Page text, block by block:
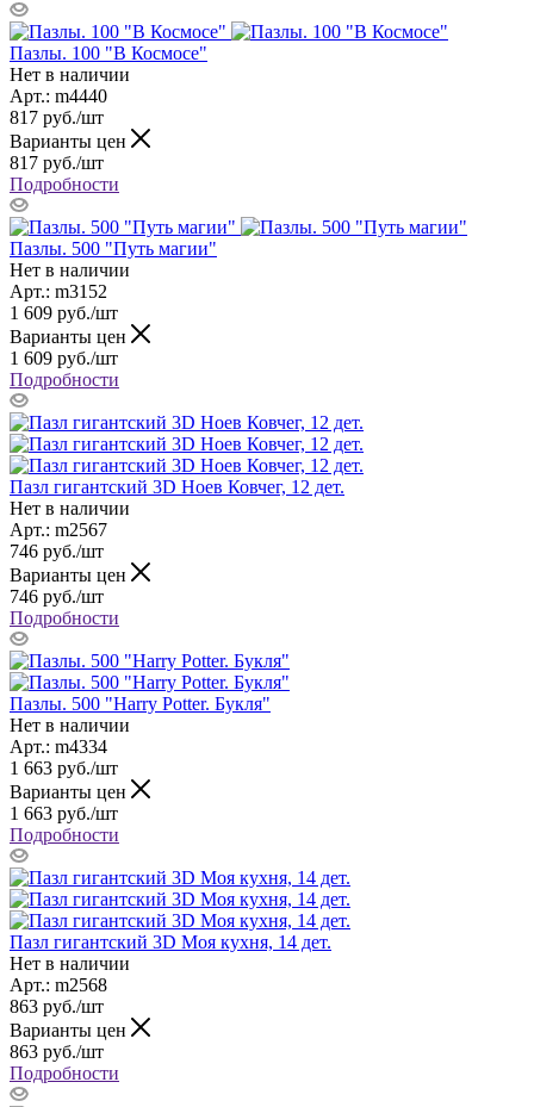
Пазлы. 100 "В Космосе"
Нет в наличии
Арт.: m4440
817 руб./шт
Варианты цен
817 руб./шт
Подробности
Пазлы. 500 "Путь магии"
Нет в наличии
Арт.: m3152
1 609 руб./шт
Варианты цен
1 609 руб./шт
Подробности
Пазл гигантский 3D Ноев Ковчег, 12 дет.
Нет в наличии
Арт.: m2567
746 руб./шт
Варианты цен
746 руб./шт
Подробности
Пазлы. 500 "Harry Potter. Букля"
Нет в наличии
Арт.: m4334
1 663 руб./шт
Варианты цен
1 663 руб./шт
Подробности
Пазл гигантский 3D Моя кухня, 14 дет.
Нет в наличии
Арт.: m2568
863 руб./шт
Варианты цен
863 руб./шт
Подробности